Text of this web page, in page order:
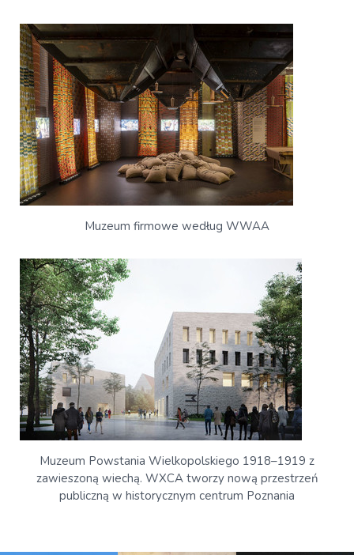
Muzeum firmowe według WWAA
Muzeum Powstania Wielkopolskiego 1918–1919 z
zawieszoną wiechą. WXCA tworzy nową przestrzeń
publiczną w historycznym centrum Poznania